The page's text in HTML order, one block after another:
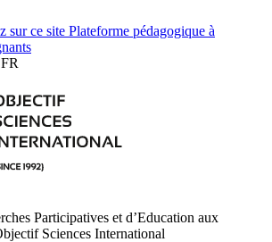
sur ce site Plateforme pédagogique à
Participatives et d’Education aux
Sciences International